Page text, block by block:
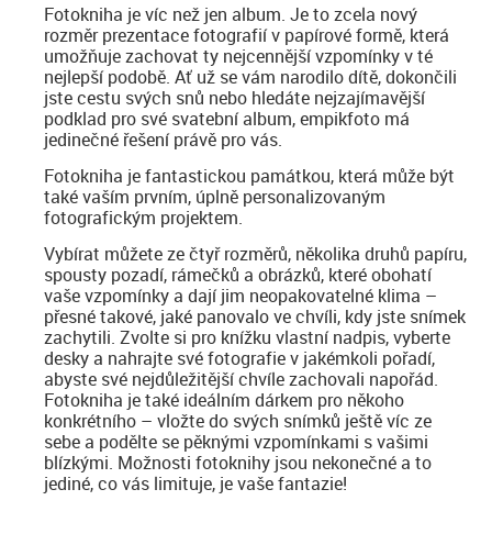
Fotokniha je víc než jen album. Je to zcela nový
rozměr prezentace fotografií v papírové formě, která
umožňuje zachovat ty nejcennější vzpomínky v té
nejlepší podobě. Ať už se vám narodilo dítě, dokončili
jste cestu svých snů nebo hledáte nejzajímavější
podklad pro své svatební album, empikfoto má
jedinečné řešení právě pro vás.
Fotokniha je fantastickou památkou, která může být
také vaším prvním, úplně personalizovaným
fotografickým projektem.
Vybírat můžete ze čtyř rozměrů, několika druhů papíru,
spousty pozadí, rámečků a obrázků, které obohatí
vaše vzpomínky a dají jim neopakovatelné klima –
přesné takové, jaké panovalo ve chvíli, kdy jste snímek
zachytili. Zvolte si pro knížku vlastní nadpis, vyberte
desky a nahrajte své fotografie v jakémkoli pořadí,
abyste své nejdůležitější chvíle zachovali napořád.
Fotokniha je také ideálním dárkem pro někoho
konkrétního – vložte do svých snímků ještě víc ze
sebe a podělte se pěknými vzpomínkami s vašimi
blízkými. Možnosti fotoknihy jsou nekonečné a to
jediné, co vás limituje, je vaše fantazie!